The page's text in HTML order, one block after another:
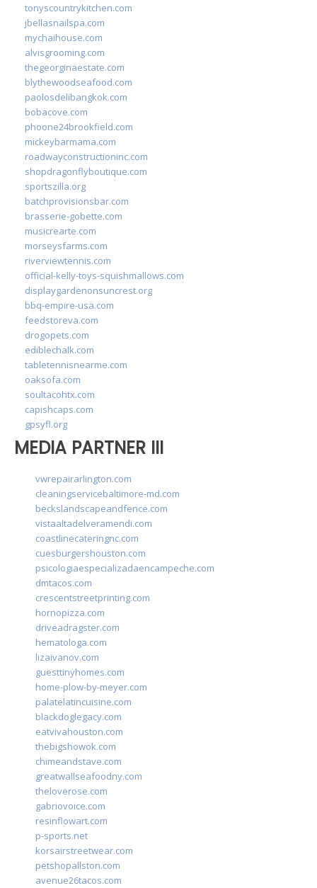
tonyscountrykitchen.com
jbellasnailspa.com
mychaihouse.com
alvisgrooming.com
thegeorginaestate.com
blythewoodseafood.com
paolosdelibangkok.com
bobacove.com
phoone24brookfield.com
mickeybarmama.com
roadwayconstructioninc.com
shopdragonflyboutique.com
sportszilla.org
batchprovisionsbar.com
brasserie-gobette.com
musicrearte.com
morseysfarms.com
riverviewtennis.com
official-kelly-toys-squishmallows.com
displaygardenonsuncrest.org
bbq-empire-usa.com
feedstoreva.com
drogopets.com
ediblechalk.com
tabletennisnearme.com
oaksofa.com
soultacohtx.com
capishcaps.com
gpsyfl.org
MEDIA PARTNER III
vwrepairarlington.com
cleaningservicebaltimore-md.com
beckslandscapeandfence.com
vistaaltadelveramendi.com
coastlinecateringnc.com
cuesburgershouston.com
psicologiaespecializadaencampeche.com
dmtacos.com
crescentstreetprinting.com
hornopizza.com
driveadragster.com
hematologa.com
lizaivanov.com
guesttinyhomes.com
home-plow-by-meyer.com
palatelatincuisine.com
blackdoglegacy.com
eatvivahouston.com
thebigshowok.com
chimeandstave.com
greatwallseafoodny.com
theloverose.com
gabriovoice.com
resinflowart.com
p-sports.net
korsairstreetwear.com
petshopallston.com
avenue26tacos.com